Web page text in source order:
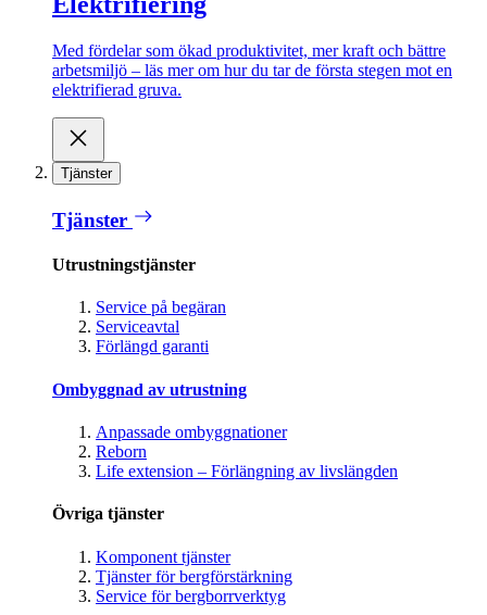
Med fördelar som ökad produktivitet, mer kraft och bättre
arbetsmiljö – läs mer om hur du tar de första stegen mot en
elektrifierad gruva.
Tjänster
Tjänster
Utrustningstjänster
Service på begäran
Serviceavtal
Förlängd garanti
Ombyggnad av utrustning
Anpassade ombyggnationer
Reborn
Life extension – Förlängning av livslängden
Övriga tjänster
Komponent tjänster
Tjänster för bergförstärkning
Service för bergborrverktyg